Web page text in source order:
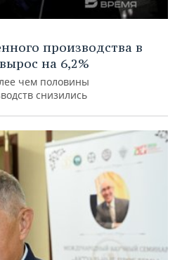
производства в
на 6,2%
чем половины
снизились